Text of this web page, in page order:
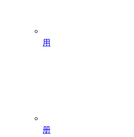
用
册